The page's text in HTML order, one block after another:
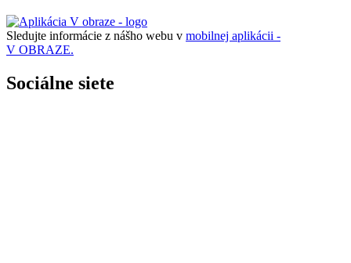
Sledujte informácie z nášho webu v mobilnej aplikácii -
V OBRAZE.
Sociálne siete